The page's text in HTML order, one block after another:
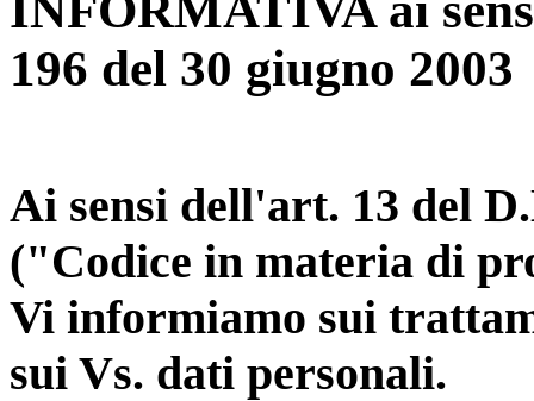
196 del 30 giugno 2003
Ai sensi dell'art. 13 del
("Codice in materia di
Vi informiamo sui
sui Vs. dati personali.